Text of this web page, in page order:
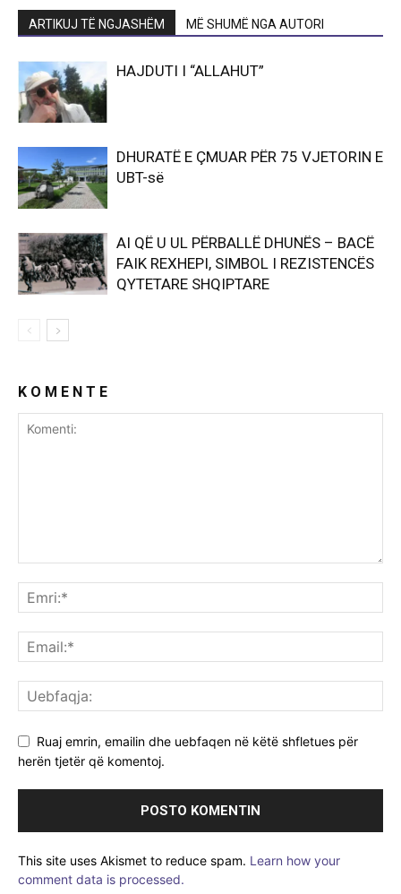
ARTIKUJ TË NGJASHËM MË SHUMË NGA AUTORI
HAJDUTI I “ALLAHUT”
DHURATË E ÇMUAR PËR 75 VJETORIN E
UBT-së
AI QË U UL PËRBALLË DHUNËS – BACË
FAIK REXHEPI, SIMBOL I REZISTENCËS
QYTETARE SHQIPTARE
K O M E N T E
Ruaj emrin, emailin dhe uebfaqen në këtë shfletues për
herën tjetër që komentoj.
This site uses Akismet to reduce spam. Learn how your
comment data is processed.